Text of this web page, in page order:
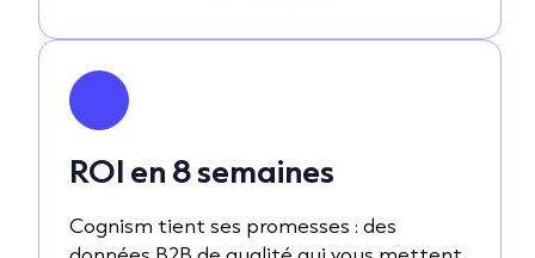
ROI en 8 semaines
Cognism tient ses promesses : des